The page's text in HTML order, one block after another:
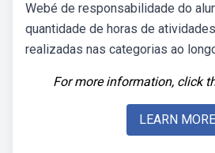
Webé de responsabilidade do
quantidade de horas de
realizadas nas categorias ao
For more information, click
LEARN MORE